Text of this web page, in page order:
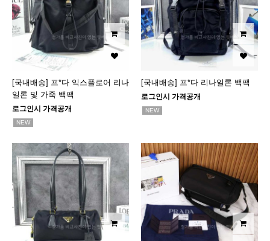
[국내배송] 프*다 익스플로어 리나
일론 및 가죽 백팩
로그인시 가격공개
NEW
[국내배송] 프*다 리나일론 백팩
로그인시 가격공개
NEW